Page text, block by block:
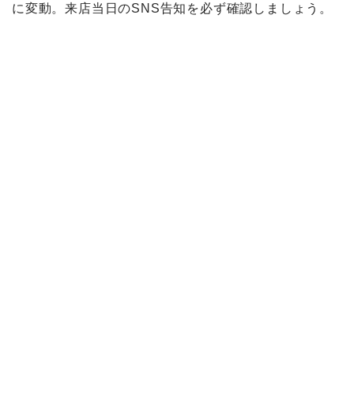
に変動。来店当日のSNS告知を必ず確認しましょう。